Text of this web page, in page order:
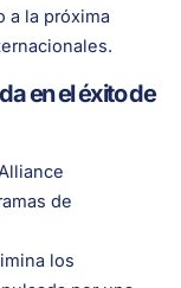
a la próxima
en el éxito de
de
los